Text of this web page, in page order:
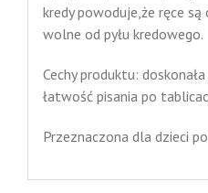
kredy powoduje,że ręce
wolne od pyłu kredowego.
Cechy produktu:
łatwość pisania po
Przeznaczona dla dzieci